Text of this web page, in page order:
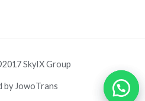
SkyIX Group
by JowoTrans